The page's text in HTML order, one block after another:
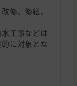
修、修繕、
水工事などは
的に対象とな